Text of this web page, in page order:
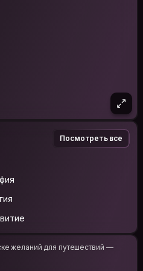
Посмотреть все
желаний для путешествий —